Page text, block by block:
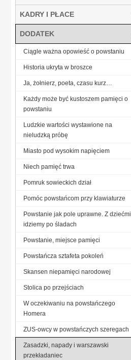
KADRY I PŁACE
DODATEK
Ciągle ważna opowieść o powstaniu
Historia ukryta w broszce
Ja, żołnierz, poeta, czasu kurz…
Każdy może być kustoszem pamięci o
powstaniu
Ludzkie wartości wystawione na
nieludzką próbę
Miasto pod wysokim napięciem
Niech pamięć trwa
Pomruk sowieckich dział
Pomóc powstańcom przy klawiaturze
Powstanie jak pole uprawne. Z dziećmi
idziemy po śladach
Powstanie, miejsce pamięci
Powstańcza sztafeta pokoleń
Skansen niepamięci narodowej
Stolica po przejściach
W oczekiwaniu na powstańczego
Homera
ZUS-owcy w powstańczych szeregach
Zasadzki, napady i warszawski
przekładaniec